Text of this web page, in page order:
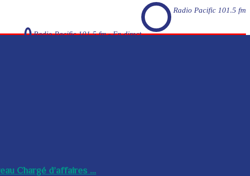
Radio Pacific 101.5 fm
Radio Pacific 101.5 fm - En direct
Chargé d’affaires ...